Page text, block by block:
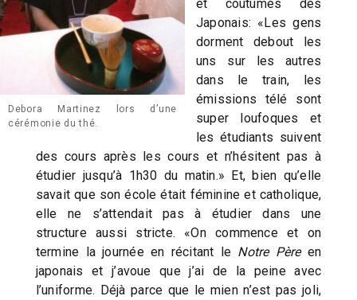
Debora Martinez lors d’une
cérémonie du thé.
et coutumes des
Japonais: «Les gens
dorment debout les
uns sur les autres
dans le train, les
émissions télé sont
super loufoques et
les étudiants suivent
des cours après les cours et n’hésitent pas à
étudier jusqu’à 1h30 du matin.» Et, bien qu’elle
savait que son école était féminine et catholique,
elle ne s’attendait pas à étudier dans une
structure aussi stricte. «On commence et on
termine la journée en récitant le Notre Pèreen
japonais et j’avoue que j’ai de la peine avec
l’uniforme. Déjà parce que le mien n’est pas joli,